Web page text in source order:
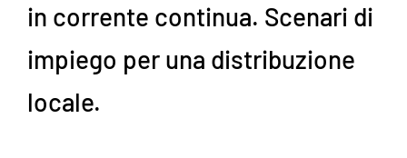
in corrente continua. Scenari di
impiego per una distribuzione
locale.